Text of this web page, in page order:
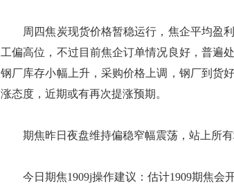
周四焦炭现货价格暂稳运行，焦企平均盈利
工偏高位，不过目前焦企订单情况良好，普遍
钢厂库存小幅上升，采购价格上调，钢厂到货
涨态度，近期或有再次提涨预期。
期焦昨日夜盘维持偏稳窄幅震荡，站上所有
今日期焦1909j操作建议：估计1909期焦会